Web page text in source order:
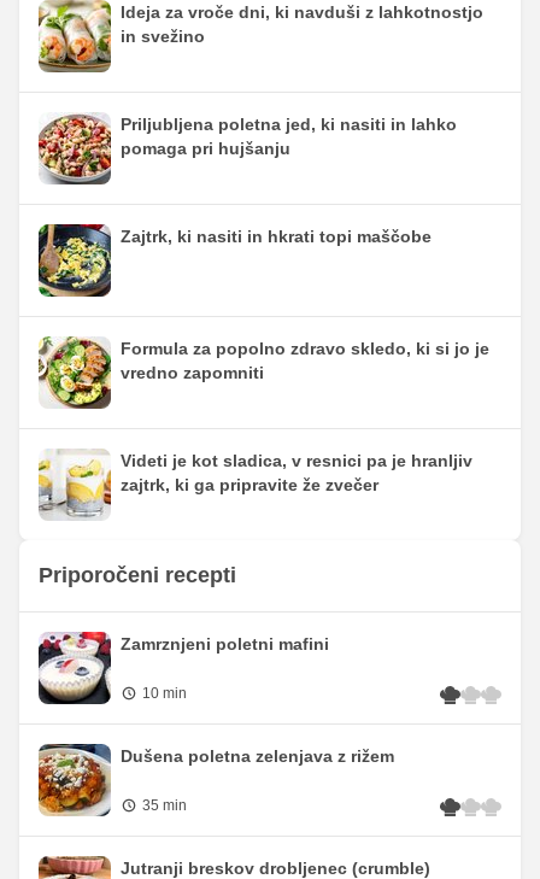
Ideja za vroče dni, ki navduši z lahkotnostjo
in svežino
Priljubljena poletna jed, ki nasiti in lahko
pomaga pri hujšanju
Zajtrk, ki nasiti in hkrati topi maščobe
Formula za popolno zdravo skledo, ki si jo je
vredno zapomniti
Videti je kot sladica, v resnici pa je hranljiv
zajtrk, ki ga pripravite že zvečer
Priporočeni recepti
Zamrznjeni poletni mafini
10 min
Dušena poletna zelenjava z rižem
35 min
Jutranji breskov drobljenec (crumble)